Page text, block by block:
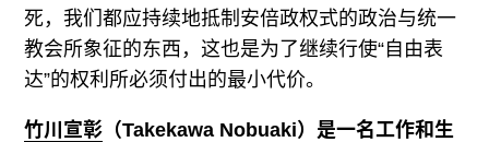
死，我们都应持续地抵制安倍政权式的政治与统一
教会所象征的东西，这也是为了继续行使“自由表
达”的权利所必须付出的最小代价。
竹川宣彰 （Takekawa Nobuaki）是一名工作和生